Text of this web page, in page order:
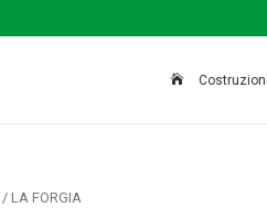

/ LA FORGIA